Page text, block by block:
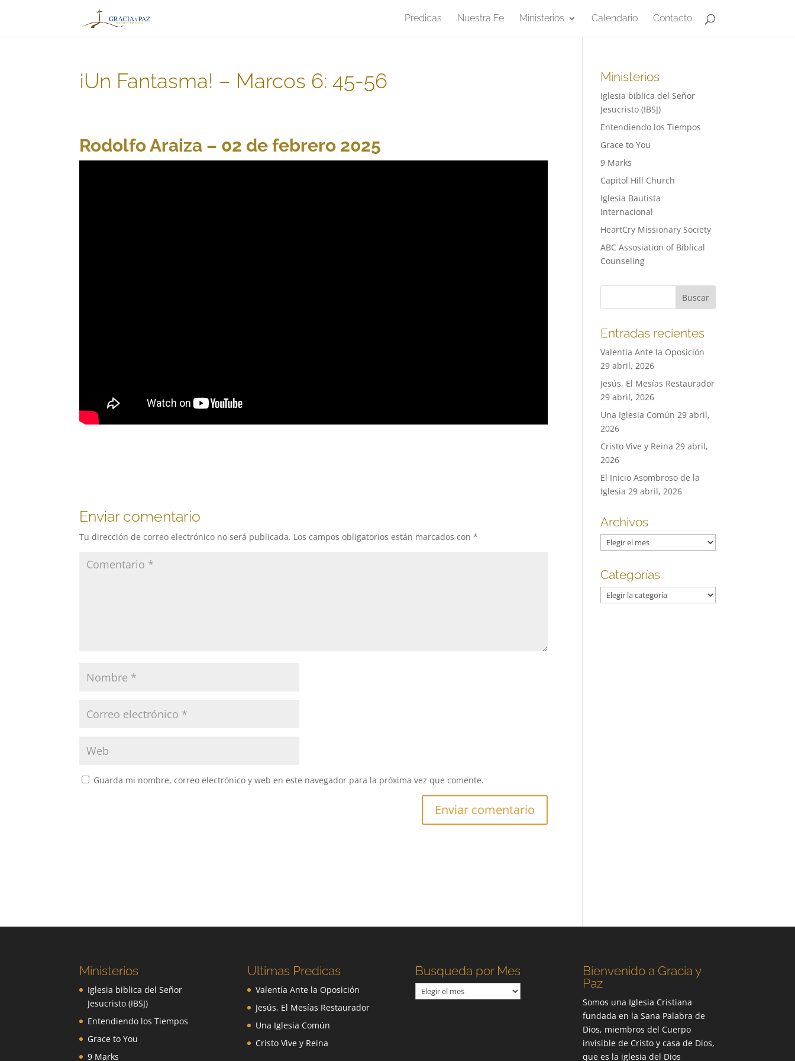
Predicas Nuestra Fe Ministerios Calendario Contacto
¡Un Fantasma! – Marcos 6: 45-56
Rodolfo Araiza – 02 de febrero 2025
Enviar comentario
Tu dirección de correo electrónico no será publicada. Los campos obligatorios están marcados con*
Guarda mi nombre, correo electrónico y web en este navegador para la próxima vez que comente.
Ministerios
Iglesia biblica del Señor
Jesucristo (IBSJ)
Entendiendo los Tiempos
Grace to You
9 Marks
Capitol Hill Church
Iglesia Bautista
Internacional
HeartCry Missionary Society
ABC Assosiation of Biblical
Counseling
Entradas recientes
Valentía Ante la Oposición
29 abril, 2026
Jesús, El Mesías Restaurador
29 abril, 2026
Una Iglesia Común 29 abril,
2026
Cristo Vive y Reina 29 abril,
2026
El Inicio Asombroso de la
Iglesia 29 abril, 2026
Archivos
Archivos
Categorías
Categorías
Ministerios
Iglesia biblica del Señor
Jesucristo (IBSJ)
Entendiendo los Tiempos
Grace to You
9 Marks
Ultimas Predicas
Valentía Ante la Oposición
Jesús, El Mesías Restaurador
Una Iglesia Común
Cristo Vive y Reina
Busqueda por Mes
Busqueda
por
Bienvenido a Gracia y
Paz
Somos una Iglesia Cristiana
fundada en la Sana Palabra de
Dios, miembros del Cuerpo
invisible de Cristo y casa de Dios,
que es la iglesia del Dios